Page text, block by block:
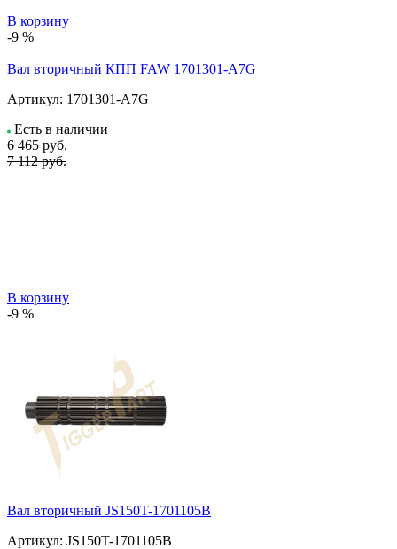
В корзину
-9 %
Вал вторичный КПП FAW 1701301-A7G
Артикул: 1701301-A7G
Есть в наличии
6 465 руб.
7 112 руб.
В корзину
-9 %
Вал вторичный JS150T-1701105B
Артикул: JS150T-1701105B